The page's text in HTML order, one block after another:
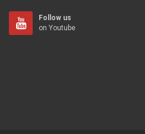
Follow us
on Youtube